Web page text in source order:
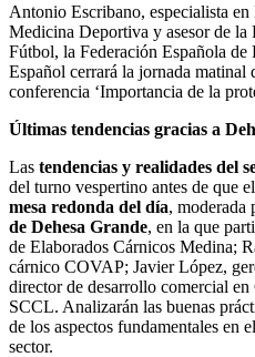
Antonio Escribano, especialista
Medicina Deportiva y asesor de la
Fútbol, la Federación Española
Español cerrará la jornada matinal
conferencia ‘Importancia de la
Últimas tendencias gracias a
Las tendencias y realidades del
del turno vespertino antes de que
mesa redonda del día, moderada
de Dehesa Grande, en la que
de Elaborados Cárnicos Medina;
cárnico COVAP; Javier López,
director de desarrollo comercial
SCCL. Analizarán las buenas
de los aspectos fundamentales en
sector.